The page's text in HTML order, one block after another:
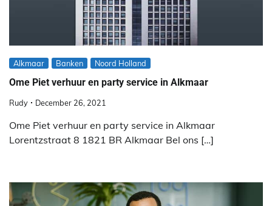
Alkmaar Banken Noord Holland
Ome Piet verhuur en party service in Alkmaar
Rudy December 26, 2021
Ome Piet verhuur en party service in Alkmaar
Lorentzstraat 8 1821 BR Alkmaar Bel ons […]